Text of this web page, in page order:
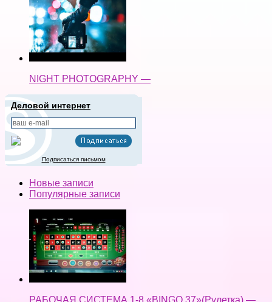
NIGHT PHOTOGRAPHY —
Деловой интернет
Подписаться письмом
Новые записи
Популярные записи
РАБОЧАЯ СИСТЕМА 1-8 «BINGO 37»(Рулетка) —